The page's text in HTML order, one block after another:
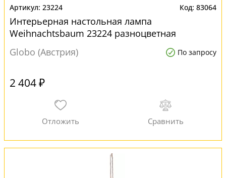
23224 83064
Интерьерная настольная лампа
Weihnachtsbaum 23224 разноцветная
Globo (Австрия)
По запросу
2 404 ₽